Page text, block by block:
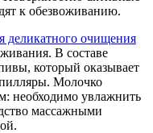
к обезвоживанию.
деликатного очищения
В составе
который оказывает
Молочко
необходимо увлажнить
массажными